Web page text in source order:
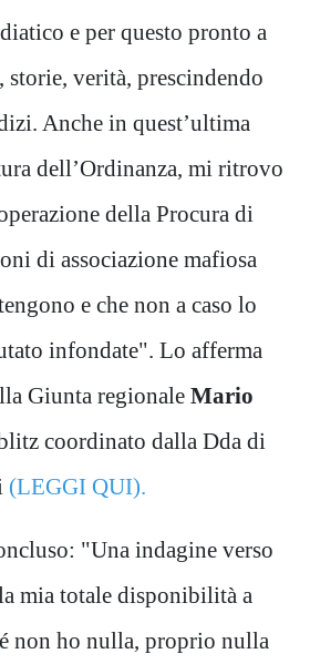
e per questo pronto a
storie, verità, prescindendo
Anche in quest’ultima
dell’Ordinanza, mi ritrovo
della Procura di
di associazione mafiosa
e che non a caso lo
infondate". Lo afferma
Giunta regionale Mario
coordinato dalla Dda di
(LEGGI QUI).
"Una indagine verso
mia totale disponibilità a
non ho nulla, proprio nulla